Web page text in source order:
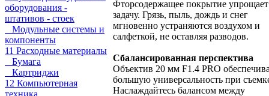
оборудования -
штативов - стоек
Модульные системы и
компоненты
11 Расходные материалы
Бумага
Картриджи
12 Компьютерная
техника
Фторсодержащее покрытие упрощает
задачу. Грязь, пыль, дождь и снег
мгновенно устраняются воздухом и
салфеткой, не оставляя разводов.
Сбалансированная перспектива
Объектив 20 мм F1.4 PRO
большую универсальность при
Наслаждайтесь балансом между